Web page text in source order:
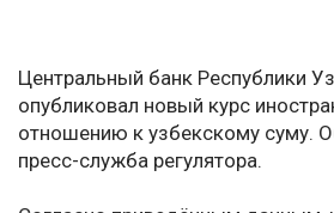
Центральный банк Республики
опубликовал новый курс
отношению к узбекскому суму.
пресс-служба регулятора.